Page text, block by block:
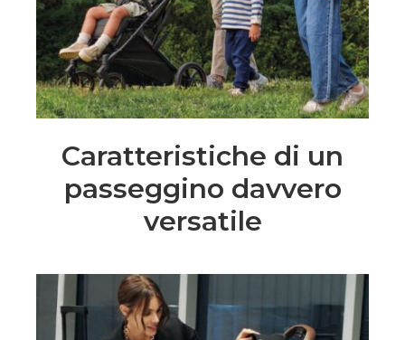
Caratteristiche di un
passeggino davvero
versatile